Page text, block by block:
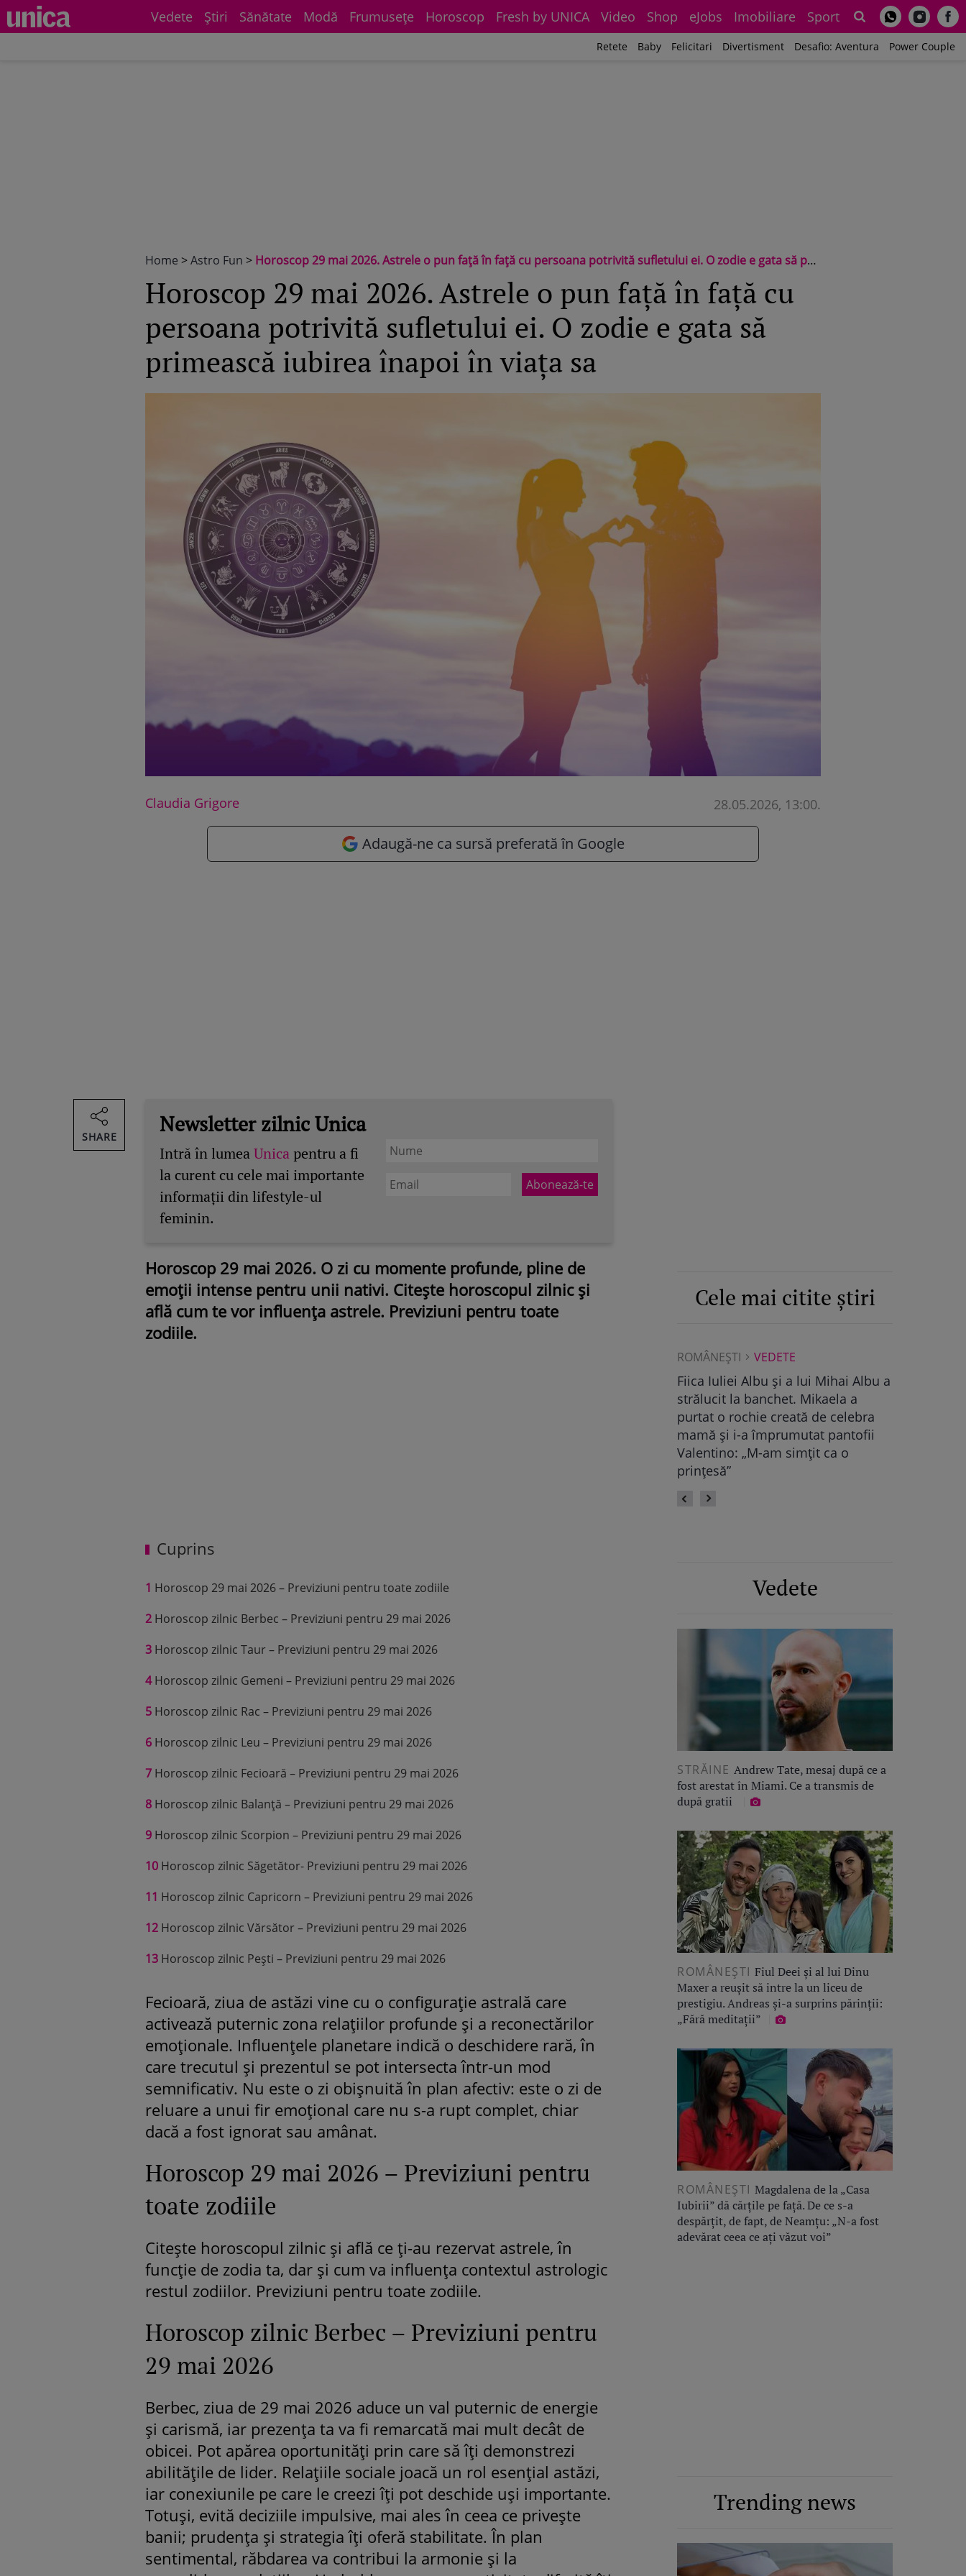
Vedete Știri Sănătate Modă Frumuseţe Horoscop Fresh by UNICA Video Shop eJobs Imobiliare Sport
Retete Baby Felicitari Divertisment Desafio: Aventura Power Couple
Home >Astro Fun > Horoscop 29 mai 2026. Astrele o pun față în față cu persoana potrivită sufletului ei. O zodie e gata să primească iubirea înapoi în viața sa
Horoscop 29 mai 2026. Astrele o pun față în față cu
persoana potrivită sufletului ei. O zodie e gata să
primească iubirea înapoi în viața sa
Claudia Grigore 28.05.2026, 13:00.
Adaugă-ne ca sursă preferată în Google
Newsletter zilnic Unica
Intră în lumeaUnica pentru a fi
la curent cu cele mai importante
informații din lifestyle-ul
feminin.
Horoscop 29 mai 2026. O zi cu momente profunde, pline de
emoții intense pentru unii nativi. Citește horoscopul zilnic și
află cum te vor influența astrele. Previziuni pentru toate
zodiile.
Cuprins
1 Horoscop 29 mai 2026 – Previziuni pentru toate zodiile
2 Horoscop zilnic Berbec – Previziuni pentru 29 mai 2026
3 Horoscop zilnic Taur – Previziuni pentru 29 mai 2026
4Horoscop zilnic Gemeni – Previziuni pentru 29 mai 2026
5 Horoscop zilnic Rac – Previziuni pentru 29 mai 2026
6 Horoscop zilnic Leu – Previziuni pentru 29 mai 2026
7 Horoscop zilnic Fecioară – Previziuni pentru 29 mai 2026
8 Horoscop zilnic Balanță – Previziuni pentru 29 mai 2026
9 Horoscop zilnic Scorpion – Previziuni pentru 29 mai 2026
10 Horoscop zilnic Săgetător- Previziuni pentru 29 mai 2026
11 Horoscop zilnic Capricorn – Previziuni pentru 29 mai 2026
12 Horoscop zilnic Vărsător – Previziuni pentru 29 mai 2026
13 Horoscop zilnic Pești – Previziuni pentru 29 mai 2026
Fecioară, ziua de astăzi vine cu o configurație astrală care
activează puternic zona relațiilor profunde și a reconectărilor
emoționale. Influențele planetare indică o deschidere rară, în
care trecutul și prezentul se pot intersecta într-un mod
semnificativ. Nu este o zi obișnuită în plan afectiv: este o zi de
reluare a unui fir emoțional care nu s-a rupt complet, chiar
dacă a fost ignorat sau amânat.
Horoscop 29 mai 2026 – Previziuni pentru
toate zodiile
Citește horoscopul zilnic și află ce ți-au rezervat astrele, în
funcție de zodia ta, dar și cum va influența contextul astrologic
restul zodiilor. Previziuni pentru toate zodiile.
Horoscop zilnic Berbec – Previziuni pentru
29 mai 2026
Berbec, ziua de 29 mai 2026 aduce un val puternic de energie
și carismă, iar prezența ta va fi remarcată mai mult decât de
obicei. Pot apărea oportunități prin care să îți demonstrezi
abilitățile de lider. Relațiile sociale joacă un rol esențial astăzi,
iar conexiunile pe care le creezi îți pot deschide uși importante.
Totuși, evită deciziile impulsive, mai ales în ceea ce privește
banii; prudența și strategia îți oferă stabilitate. În plan
sentimental, răbdarea va contribui la armonie și la
SHARE
Cele mai citite știri
ROMÂNEŞTI VEDETE
Maya Castellano, show cu trupa de
dans. Cum și-a surprins Antonia
fiica: „Atât de mândră”
Vedete
STRĂINE Andrew Tate, mesaj după ce a
fost arestat în Miami. Ce a transmis de
după gratii
ROMÂNEŞTI Fiul Deei și al lui Dinu
Maxer a reușit să intre la un liceu de
prestigiu. Andreas și-a surprins părinții:
„Fără meditații”
ROMÂNEŞTI Magdalena de la „Casa
Iubirii” dă cărțile pe față. De ce s-a
despărțit, de fapt, de Neamțu: „N-a fost
adevărat ceea ce ați văzut voi”
Trending news